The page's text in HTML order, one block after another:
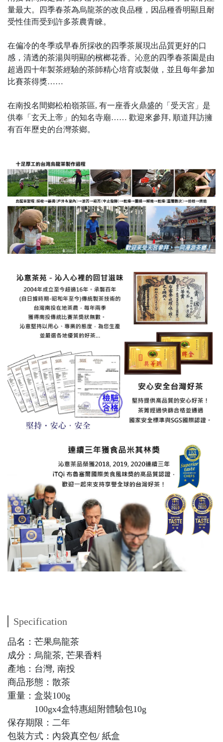
量最大。四季春茶為烏龍茶的改良品種，因品種香明顯且耐
受性佳而受到許多茶農青睞。
在偏冷的冬季或早春所採收的四季茶展現出品質更好的口
感，清透的茶湯與明顯的檳榔花香。沁意的四季春茶園是由
超過四十年製茶經驗的茶師精心培育或製做，並且每年參加
比賽茶得獎……
在南投名間鄉松柏嶺茶區, 有一座香火鼎盛的「受天宮」是
供奉「玄天上帝」的知名寺廟…… 歡迎來參拜, 順道拜訪擁
有百年歷史的台灣茶鄉。
Specification
品名：芒果烏龍茶
成分：烏龍茶, 芒果香料
產地：台灣, 南投
商品形態：散茶
重量：盒裝100g
100gx4盒特惠組附體驗包10g
保存期限：二年
包裝方式：內袋真空包/ 紙盒